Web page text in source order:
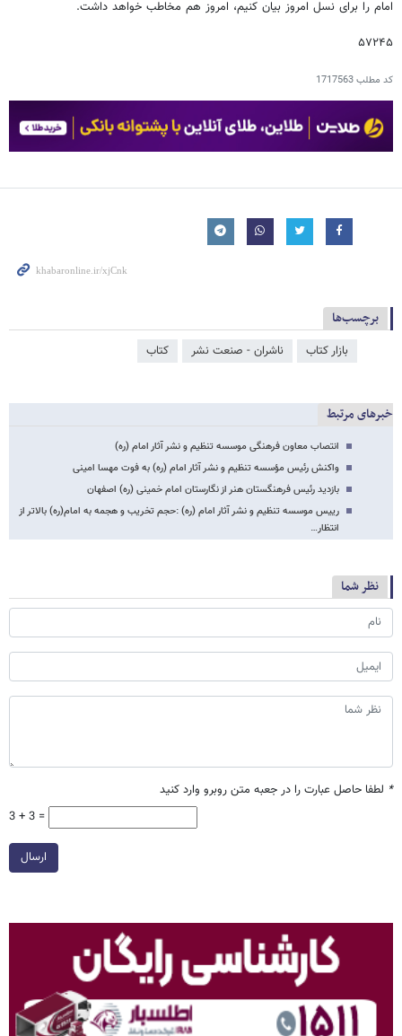
امام را برای نسل امروز بیان کنیم، امروز هم مخاطب خواهد داشت.
۵۷۲۴۵
کد مطلب1717563
برچسب‌ها
بازار کتاب ناشران - صنعت نشر کتاب
خبرهای مرتبط
انتصاب معاون فرهنگی موسسه تنظیم و نشر آثار امام (ره)
واکنش رئیس مؤسسه تنظیم و نشر آثار امام (ره) به فوت مهسا امینی
بازدید رئیس فرهنگستان هنر از نگارستان امام خمینی (ره) اصفهان
رییس موسسه تنظیم و نشر آثار امام (ره) :حجم تخریب و هجمه‌ به امام(ره) بالاتر از
انتظار…
نظر شما
* لطفا حاصل عبارت را در جعبه متن روبرو وارد کنید
3 + 3 =
ارسال